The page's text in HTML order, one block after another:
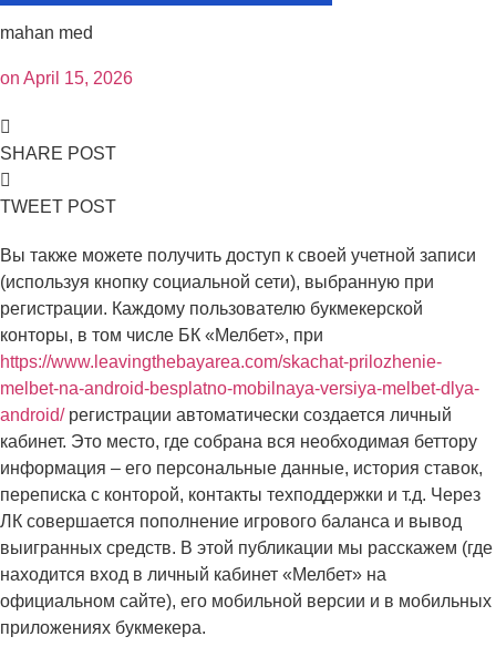
mahan med
on April 15, 2026
SHARE POST
TWEET POST
Вы также можете получить доступ к своей учетной записи
(используя кнопку социальной сети), выбранную при
регистрации. Каждому пользователю букмекерской
конторы, в том числе БК «Мелбет», при
https://www.leavingthebayarea.com/skachat-prilozhenie-
melbet-na-android-besplatno-mobilnaya-versiya-melbet-dlya-
android/регистрации автоматически создается личный
кабинет. Это место, где собрана вся необходимая беттору
информация – его персональные данные, история ставок,
переписка с конторой, контакты техподдержки и т.д. Через
ЛК совершается пополнение игрового баланса и вывод
выигранных средств. В этой публикации мы расскажем (где
находится вход в личный кабинет «Мелбет» на
официальном сайте), его мобильной версии и в мобильных
приложениях букмекера.